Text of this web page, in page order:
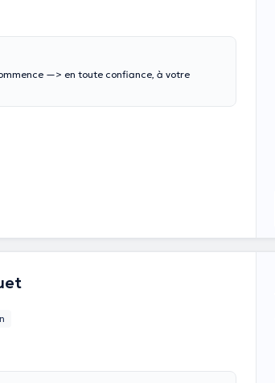
—> en toute confiance, à votre